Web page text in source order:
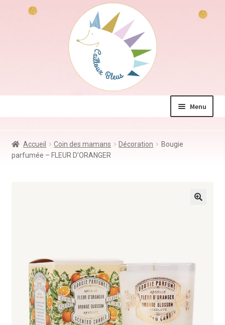
Menu
Jeux & Jouets
Accueil Coin des mamans Décoration
Bougie
parfumée – FLEUR D’ORANGER